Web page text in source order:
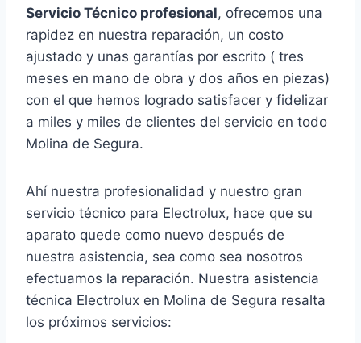
Servicio Técnico profesional, ofrecemos una
rapidez en nuestra reparación, un costo
ajustado y unas garantías por escrito ( tres
meses en mano de obra y dos años en piezas)
con el que hemos logrado satisfacer y fidelizar
a miles y miles de clientes del servicio en todo
Molina de Segura.
Ahí nuestra profesionalidad y nuestro gran
servicio técnico para Electrolux, hace que su
aparato quede como nuevo después de
nuestra asistencia, sea como sea nosotros
efectuamos la reparación. Nuestra asistencia
técnica Electrolux en Molina de Segura resalta
los próximos servicios: